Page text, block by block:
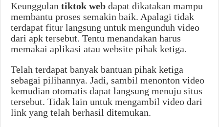
Keunggulantiktok webdapat dikatakan mampu
membantu proses semakin baik. Apalagi tidak
terdapat fitur langsung untuk mengunduh video
dari apk tersebut. Tentu menandakan harus
memakai aplikasi atau website pihak ketiga.
Telah terdapat banyak bantuan pihak ketiga
sebagai pilihannya. Jadi, sambil menonton video
kemudian otomatis dapat langsung menuju situs
tersebut. Tidak lain untuk mengambil video dari
link yang telah berhasil ditemukan.